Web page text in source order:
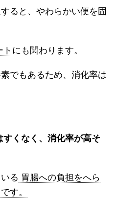
ると、やわらかい便を固
にも関わります。
でもあるため、消化率は
くなく、消化率が高そ
る 胃腸への負担をへら
す。